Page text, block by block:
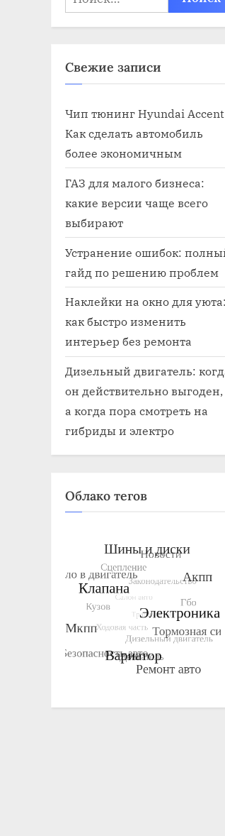
Свежие записи
Чип тюнинг Hyundai
Как сделать автомобиль
более экономичным
ГАЗ для малого бизнеса:
какие версии чаще всего
выбирают
Устранение ошибок:
гайд по решению проблем
Наклейки на окно для уюта:
как быстро изменить
интерьер без ремонта
Дизельный двигатель:
он действительно выгоден,
а когда пора смотреть на
гибриды и электро
Облако тегов